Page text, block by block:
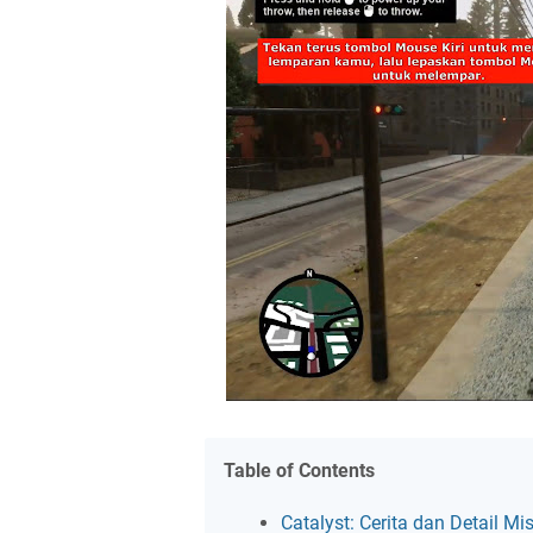
Table of Contents
Catalyst: Cerita dan Detail